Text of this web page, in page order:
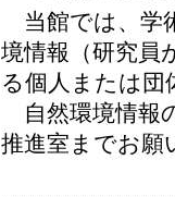
当館では、学
境情報（研究員
る個人または団
自然環境情報
推進室までお願